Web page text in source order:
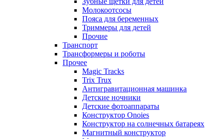
Молокоотсосы
Пояса для беременных
Триммеры для детей
Прочие
Транспорт
Трансформеры и роботы
Прочее
Magic Tracks
Trix Trux
Антигравитационная машинка
Детские ночники
Детские фотоаппараты
Конструктор Onoies
Конструктор на солнечных батареях
Магнитный конструктор